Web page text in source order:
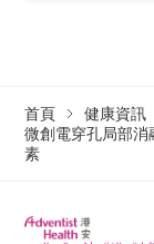
首頁
健康資訊
微創電穿孔局部消
素